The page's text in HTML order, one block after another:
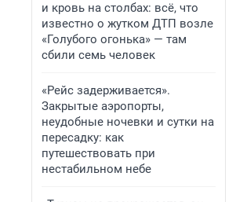
и кровь на столбах: всё, что
известно о жутком ДТП возле
«Голубого огонька» — там
сбили семь человек
«Рейс задерживается».
Закрытые аэропорты,
неудобные ночевки и сутки на
пересадку: как
путешествовать при
нестабильном небе